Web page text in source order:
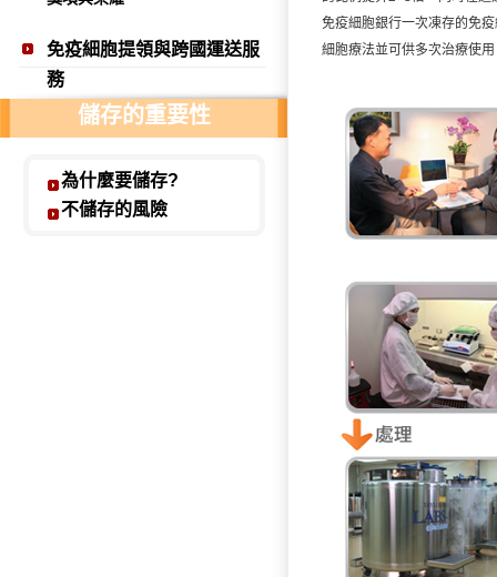
姓名：蘇正芳 / 職業：樹林仁愛醫院 腎臟科醫師
科技會不斷進步 但免疫力則是不斷地在退步！
姓名：羅文一 / 職業：隆安診所醫師
建議能力所及的親友也都該儲存 讓未來更有保障
姓名：鄭元凱 / 職業：鄭元凱診所醫師
越早儲存健康免疫細胞 對日後發生疾病可發揮越大
儲存健康的免疫細胞就像存保險一樣的重要
姓名：王欽耀 / 職業：王欽耀診所醫師
儲存自身良好的免疫細胞來吞噬不好的細胞
姓名：張延亙 / 職業：永安診所醫師
免疫細胞療法在將來運用的層面會更寬更廣
免疫細胞提領與跨國運送服
務
儲存的重要性
為什麼要儲存?
不儲存的風險
免疫細胞銀行一次凍存的免
細胞療法並可供多次治療使